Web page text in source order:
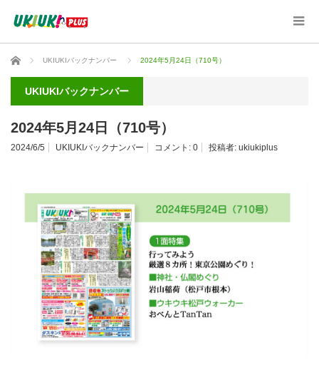
ホーム UKIUKIバックナンバー 2024年5月24日（710号）
UKIUKIバックナンバー
2024年5月24日（710号）
2024/6/5 UKIUKIバックナンバー コメント: 0 投稿者: ukiukiplus